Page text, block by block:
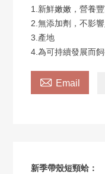
1.新鮮嫩嫩，營養
2.無添加劑，不影
3.產地
4.為可持續發展而
 Email
新季帶殼短頸蛤：